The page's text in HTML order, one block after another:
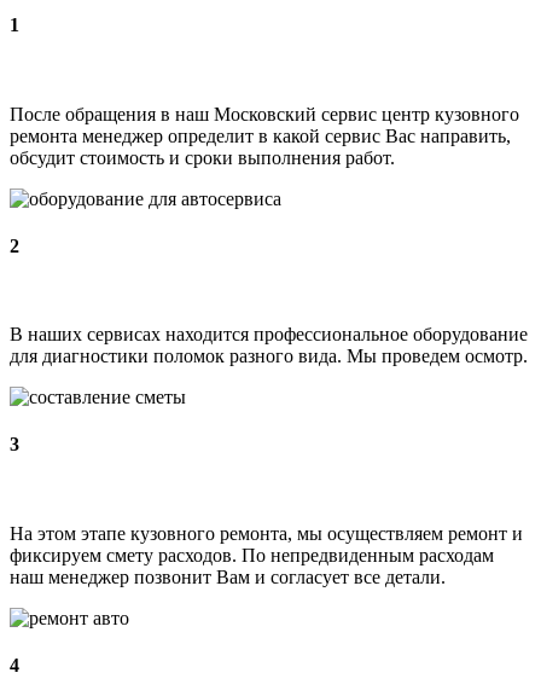
1
После обращения в наш Московский сервис центр кузовного
ремонта менеджер определит в какой сервис Вас направить,
обсудит стоимость и сроки выполнения работ.
2
В наших сервисах находится профессиональное оборудование
для диагностики поломок разного вида. Мы проведем осмотр.
3
На этом этапе кузовного ремонта, мы осуществляем ремонт и
фиксируем смету расходов. По непредвиденным расходам
наш менеджер позвонит Вам и согласует все детали.
4